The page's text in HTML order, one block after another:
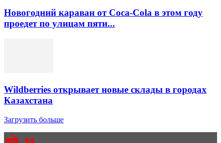
Новогодний караван от Coca-Cola в этом году
проедет по улицам пяти...
Wildberries открывает новые склады в городах
Казахстана
Загрузить больше